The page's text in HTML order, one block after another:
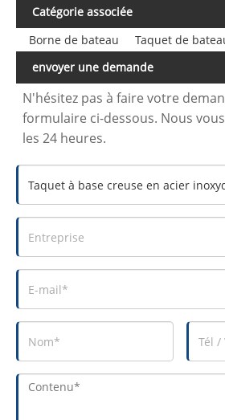
Catégorie associée
Borne de bateau
Taquet de
envoyer une demande
N'hésitez pas à faire votre
formulaire ci-dessous. Nous
les 24 heures.